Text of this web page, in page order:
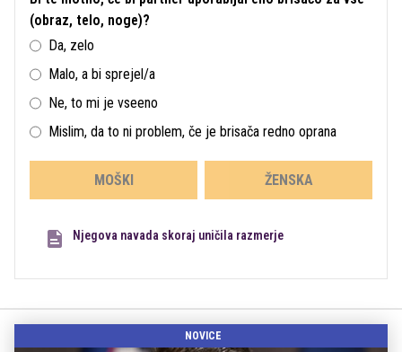
(obraz, telo, noge)?
Da, zelo
Malo, a bi sprejel/a
Ne, to mi je vseeno
Mislim, da to ni problem, če je brisača redno oprana
MOŠKI ŽENSKA
Njegova navada skoraj uničila razmerje
NOVICE